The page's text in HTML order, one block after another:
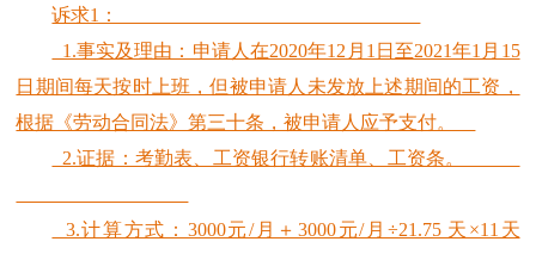
诉求1：
1.事实及理由：申请人在2020年12月1日至2021年1月15
日期间每天按时上班，但被申请人未发放上述期间的工资，
根据《劳动合同法》第三十条，被申请人应予支付。
2.证据：考勤表、工资银行转账清单、工资条。
3.计算方式：3000元/月＋3000元/月÷21.75 天×11天